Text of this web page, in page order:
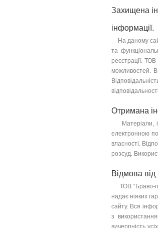
Захищена
інформації.
На даному
та
реєстрації.
можливостей. В
Отримана
Матеріали,
електронною
власності.
розсуд.
Відмова від
ТОВ “Браво-
надає ніяких
сайту. Вся
з
вичерпність